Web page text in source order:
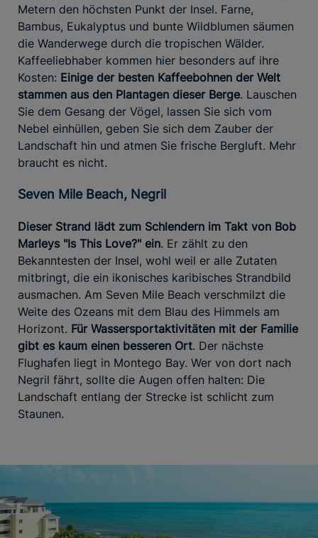
Metern den höchsten Punkt der Insel. Farne,
Bambus, Eukalyptus und bunte Wildblumen säumen
die Wanderwege durch die tropischen Wälder.
Kaffeeliebhaber kommen hier besonders auf ihre
Kosten: Einige der besten Kaffeebohnen der Welt
stammen aus den Plantagen dieser Berge. Lauschen
Sie dem Gesang der Vögel, lassen Sie sich vom
Nebel einhüllen, geben Sie sich dem Zauber der
Landschaft hin und atmen Sie frische Bergluft. Mehr
braucht es nicht.
Seven Mile Beach, Negril
Dieser Strand lädt zum Schlendern im Takt von Bob
Marleys "Is This Love?" ein. Er zählt zu den
Bekanntesten der Insel, wohl weil er alle Zutaten
mitbringt, die ein ikonisches karibisches Strandbild
ausmachen. Am Seven Mile Beach verschmilzt die
Weite des Ozeans mit dem Blau des Himmels am
Horizont. Für Wassersportaktivitäten mit der Familie
gibt es kaum einen besseren Ort. Der nächste
Flughafen liegt in Montego Bay. Wer von dort nach
Negril fährt, sollte die Augen offen halten: Die
Landschaft entlang der Strecke ist schlicht zum
Staunen.